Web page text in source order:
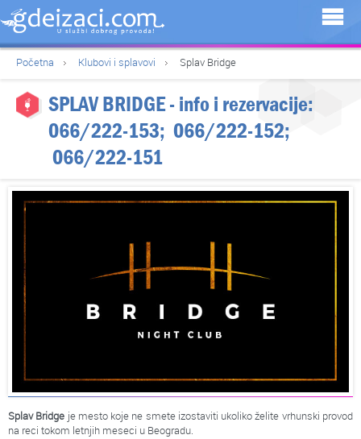
Početna Klubovi i splavovi Splav Bridge
SPLAV BRIDGE- info i rezervacije:
066/222-153; 066/222-152;
066/222-151
Splav Bridge je mesto koje ne smete izostaviti ukoliko želite vrhunski provod
na reci tokom letnjih meseci u Beogradu.